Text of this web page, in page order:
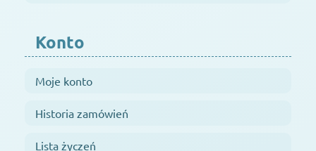
Konto
Moje konto
Historia zamówień
Lista życzeń